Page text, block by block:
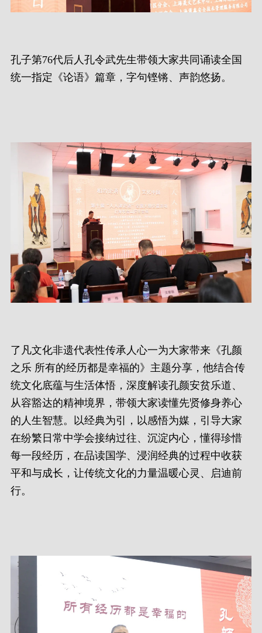
孔子第76代后人孔令武先生带领大家共同诵读全国
统一指定《论语》篇章，字句铿锵、声韵悠扬。
了凡文化非遗代表性传承人心一为大家带来《孔颜
之乐 所有的经历都是幸福的》主题分享，他结合传
统文化底蕴与生活体悟，深度解读孔颜安贫乐道、
从容豁达的精神境界，带领大家读懂先贤修身养心
的人生智慧。以经典为引，以感悟为媒，引导大家
在纷繁日常中学会接纳过往、沉淀内心，懂得珍惜
每一段经历，在品读国学、浸润经典的过程中收获
平和与成长，让传统文化的力量温暖心灵、启迪前
行。